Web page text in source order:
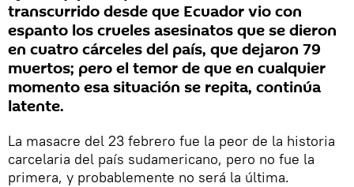
transcurrido desde que Ecuador vio con
espanto los crueles asesinatos que se dieron
en cuatro cárceles del país, que dejaron 79
muertos; pero el temor de que en cualquier
momento esa situación se repita, continúa
latente.
La masacre del 23 febrero fue la peor de la historia
carcelaria del país sudamericano, pero no fue la
primera, y probablemente no será la última.